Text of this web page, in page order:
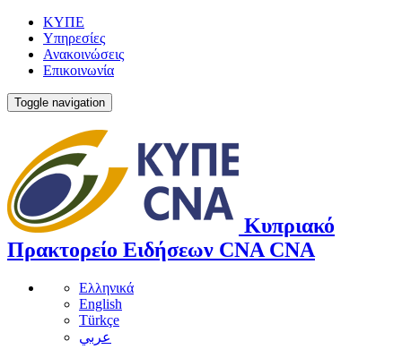
ΚΥΠΕ
Υπηρεσίες
Ανακοινώσεις
Επικοινωνία
Toggle navigation
Κυπριακό
Πρακτορείο Ειδήσεων CNA CNA
Ελληνικά
English
Türkçe
عربي